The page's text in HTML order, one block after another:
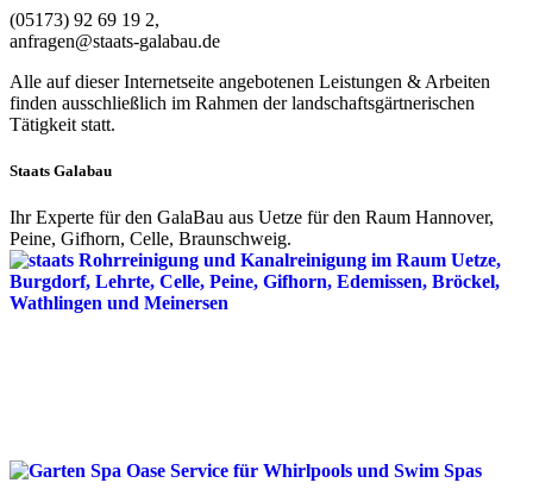
(05173) 92 69 19 2,
anfragen@staats-galabau.de
Alle auf dieser Internetseite angebotenen Leistungen & Arbeiten
finden ausschließlich im Rahmen der landschaftsgärtnerischen
Tätigkeit statt.
Staats Galabau
Ihr Experte für den GalaBau aus Uetze für den Raum Hannover,
Peine, Gifhorn, Celle, Braunschweig.